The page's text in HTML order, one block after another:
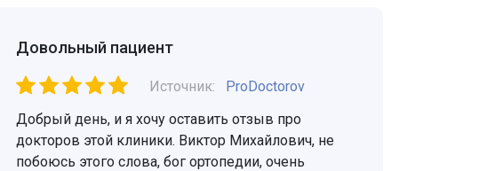
Довольный пациент
Источник:
ProDoctorov
Добрый день, и я хочу оставить отзыв про
докторов этой клиники. Виктор Михайлович, не
побоюсь этого слова, бог ортопедии, очень